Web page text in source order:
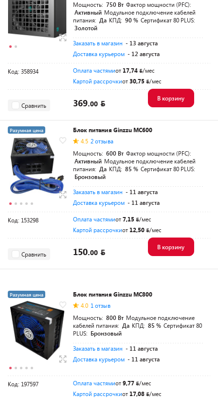
Мощность: 750 Вт Фактор мощности (PFC):
Активный Модульное подключение кабелей
питания: Да КПД: 90 % Сертификат 80 PLUS:
Золотой
Заказать в магазин - 13 августа
Доставка курьером - 12 августа
Код: 358934 Оплата частямиот 17,74
/мес
Картой рассрочкиот30,75 /мес
Сравнить 369.00
В корзину
Разумная цена
Блок питания Ginzzu MC600
4.5 2 отзыва
Мощность: 600 Вт Фактор мощности (PFC):
Активный Модульное подключение кабелей
питания: Да КПД: 85 % Сертификат 80 PLUS:
Бронзовый
Заказать в магазин - 11 августа
Доставка курьером - 11 августа
Код: 153298 Оплата частямиот7,15
/мес
Картой рассрочкиот 12,50 /мес
Сравнить 150.00
В корзину
Разумная цена
Блок питания Ginzzu MC800
4.0 1 отзыв
Мощность: 800 Вт Модульное подключение
кабелей питания: Да КПД: 85 % Сертификат 80
PLUS: Бронзовый
Заказать в магазин - 11 августа
Доставка курьером - 11 августа
Код: 197597 Оплата частямиот9,77
/мес
Картой рассрочкиот 17,08 /мес